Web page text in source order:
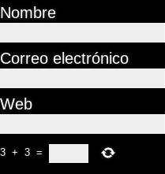
Nombre
Correo electrónico
Web
3 + 3 =